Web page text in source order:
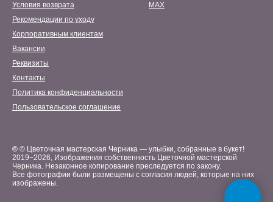
Условия возврата
Рекомендации по уходу
Корпоративным клиентам
Вакансии
Реквизиты
Контакты
Политика конфиденциальности
Пользовательское соглашение
MAX
© © Цветочная мастерская Черника — улыбки, собранные в букет!
2019−2026, Изображения собственность Цветочной мастерской
Черника. Незаконное копирование преследуется по закону.
Все фотографии были размещены с согласия людей, которые на них
изображены.